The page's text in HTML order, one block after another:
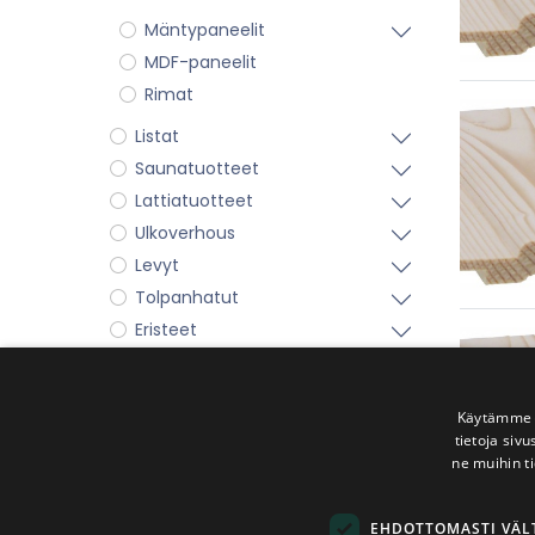
Mäntypaneelit
MDF-paneelit
Rimat
Listat
Saunatuotteet
Lattiatuotteet
Ulkoverhous
Levyt
Tolpanhatut
Eristeet
tietoja
ne muihin
EHDOTTOMASTI